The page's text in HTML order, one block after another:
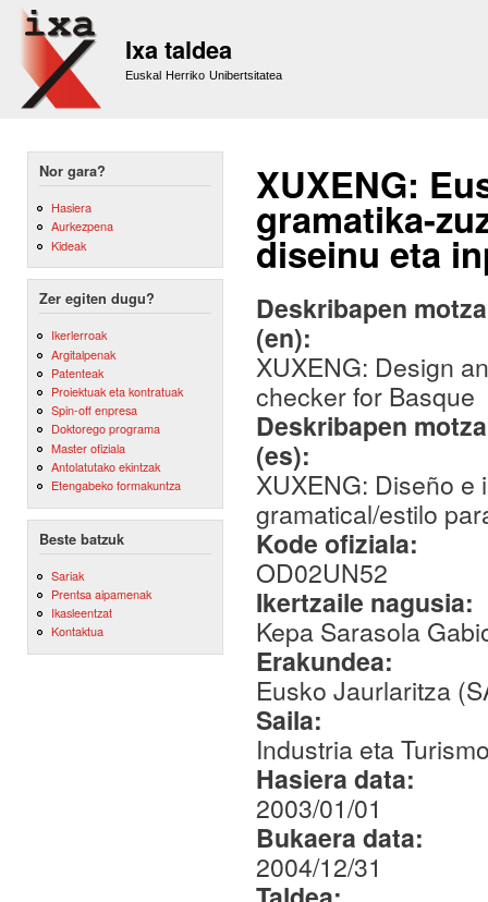
Ixa taldea
Euskal Herriko Unibertsitatea
Nor gara?
Hasiera
Aurkezpena
Kideak
Zer egiten dugu?
Ikerlerroak
Argitalpenak
Patenteak
Proiektuak eta kontratuak
Spin-off enpresa
Doktorego programa
Master ofiziala
Antolatutako ekintzak
Etengabeko formakuntza
Beste batzuk
Sariak
Prentsa aipamenak
Ikasleentzat
Kontaktua
XUXENG:
gramatika-
diseinu eta
Deskribapen
(en):
XUXENG: Design
checker for Basque
Deskribapen
(es):
XUXENG: Diseño e
gramatical/estilo
Kode ofiziala:
OD02UN52
Ikertzaile nagusia:
Kepa Sarasola
Erakundea:
Eusko Jaurlaritza
Saila:
Industria eta
Hasiera data:
2003/01/01
Bukaera data:
2004/12/31